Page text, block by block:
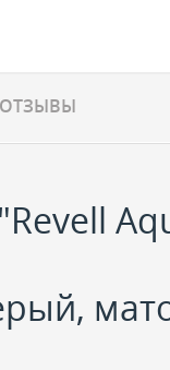
ОТЗЫВЫ